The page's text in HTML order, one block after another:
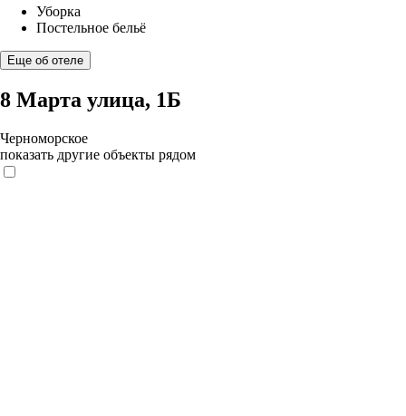
Уборка
Постельное бельё
Еще об отеле
8 Марта улица, 1Б
Черноморское
показать другие объекты рядом